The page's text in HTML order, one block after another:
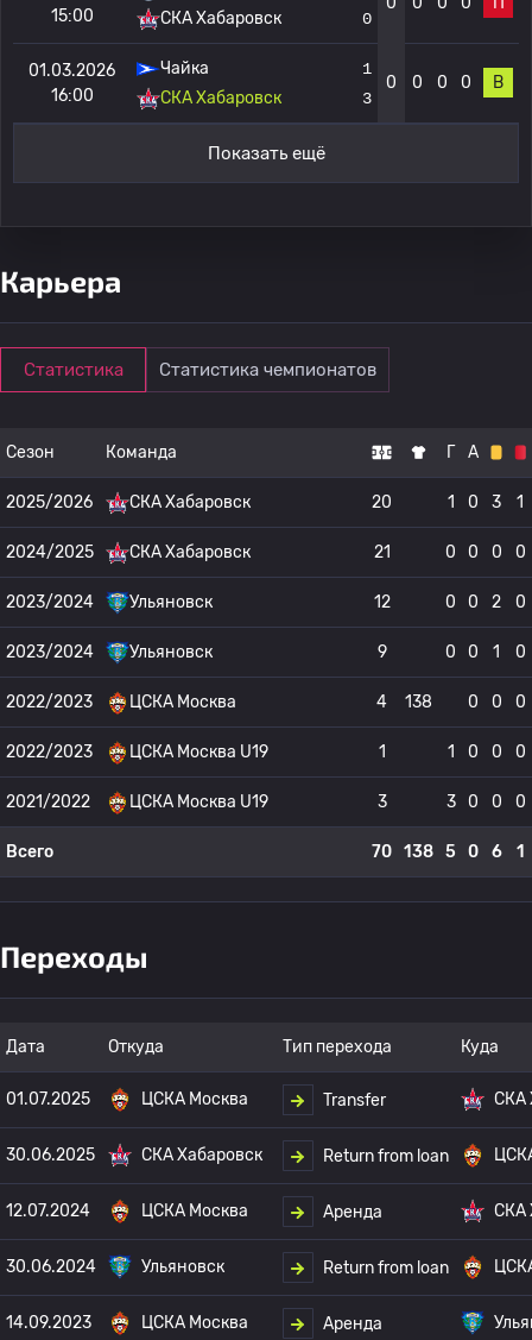
15:00
СКА Хабаровск
0
01.03.2026
16:00
Чайка
СКА Хабаровск
1
3
0 0 0 0 В
Показать ещё
Карьера
Статистика Статистика чемпионатов
Сезон Команда Г А
2025/2026 СКА Хабаровск 20 1 0 3 1
2024/2025 СКА Хабаровск 21 0 0 0 0
2023/2024 Ульяновск 12 0 0 2 0
2023/2024 Ульяновск 9 0 0 1 0
2022/2023 ЦСКА Москва 4 138 0 0 0
2022/2023 ЦСКА Москва U19 1 1 0 0 0
2021/2022 ЦСКА Москва U19 3 3 0 0 0
Всего 70 138 5 0 6 1
Переходы
Дата Откуда Тип перехода Куда
01.07.2025 ЦСКА Москва Transfer СКА
30.06.2025 СКА Хабаровск Return from loan
12.07.2024 ЦСКА Москва Аренда СКА
30.06.2024 Ульяновск Return from loan
14.09.2023 ЦСКА Москва Аренда